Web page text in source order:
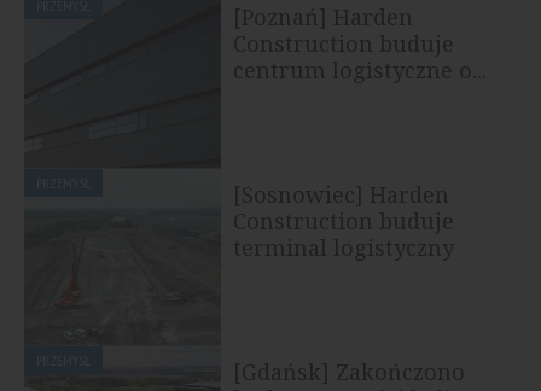
[Poznań] Harden
Construction buduje
centrum logistyczne o...
[Sosnowiec] Harden
Construction buduje
terminal logistyczny
[Gdańsk] Zakończono